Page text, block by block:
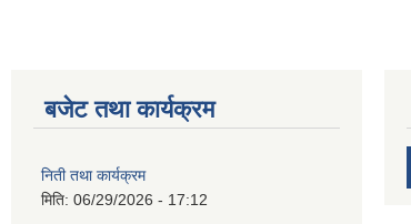
बजेट तथा कार्यक्रम
निती तथा कार्यक्रम
मिति: 06/29/2026 - 17:12